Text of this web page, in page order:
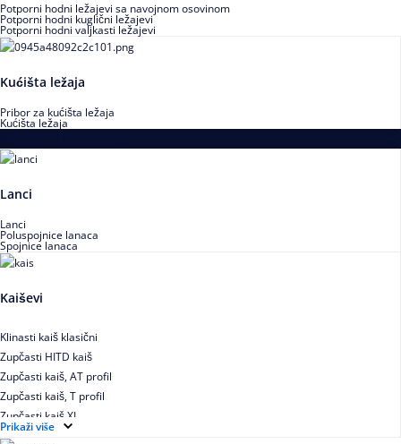
Potporni hodni ležajevi sa navojnom osovinom
Potporni hodni kuglični ležajevi
Potporni hodni valjkasti ležajevi
Kućišta ležaja
Pribor za kućišta ležaja
Kućišta ležaja
Lanci
Lanci
Poluspojnice lanaca
Spojnice lanaca
Kaiševi
Klinasti kaiš klasični
Zupčasti HITD kaiš
Zupčasti kaiš, AT profil
Zupčasti kaiš, T profil
Zupčasti kaiš XL
Zupčasti STD kaiš
Prikaži više